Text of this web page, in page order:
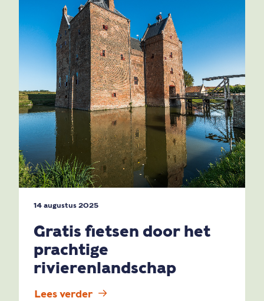
14 augustus 2025
Gratis fietsen door het
prachtige
rivierenlandschap
Lees verder